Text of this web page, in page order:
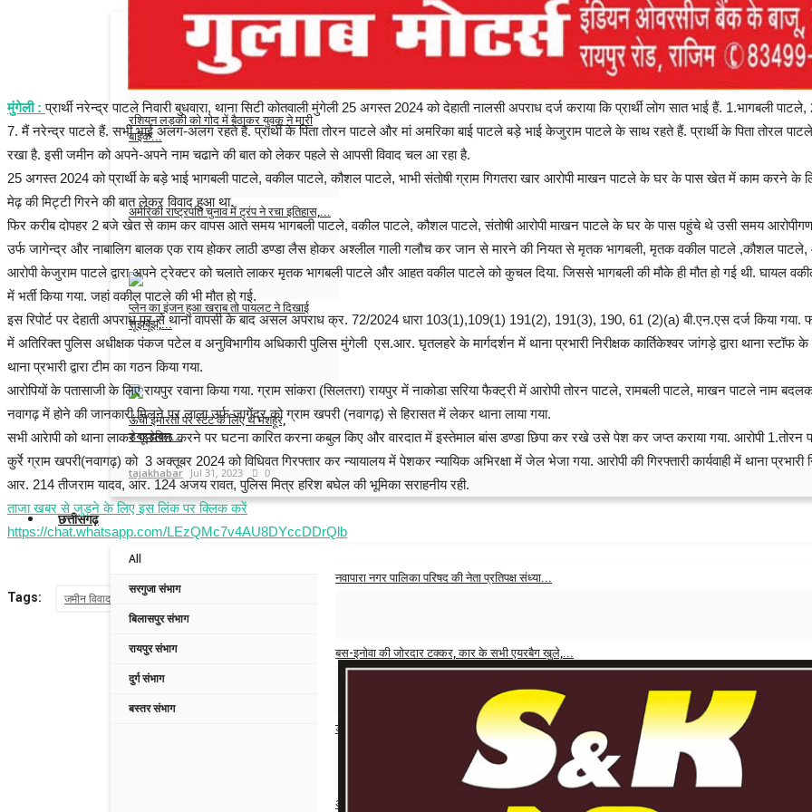
भाजपा विधायक त्रिभुवन राम के बेटे की रात में...
रशियन लड़की को गोद में बैठाकर युवक ने मारी
बाइक...
Admin Feb 7, 2025 0
अमेरिकी राष्ट्रपति चुनाव में ट्रंप ने रचा इतिहास,...
Admin Nov 6, 2024 0
प्लेन का इंजन हुआ खराब तो पायलट ने दिखाई
सूझबूझ,...
tajakhabar Jul 31, 2023
ऊंची इमारतों पर स्टंट के लिए थे मशहूर,
डेयरडेविल...
tajakhabar Jul 31, 2023 0
छत्तीसगढ़
All
सरगुजा संभाग
बिलासपुर संभाग
रायपुर संभाग
दुर्ग संभाग
बस्तर संभाग
नवापारा नगर पालिका परिषद की नेता प्रतिपक्ष संध्या...
बस-इनोवा की जोरदार टक्कर, कार के सभी एयरबैग खुले,...
डंडे से हमला कर युवक को किया घायल, अस्पताल में...
अपनी ही सरकार के खिलाफ BJP पार्षदों में भारी...
मुंगेली :प्रार्थी नरेन्द्र पाटले निवारी बुधवारा, थाना सिटी कोतवाली मुंगेली 25 अगस्त 2024 को देहाती नालसी अपराध दर्ज कराया कि प्रार्थी लोग सात भाई हैं.
7. मैं नरेन्द्र पाटले हैं. सभी भाई अलग-अलग रहते हैं. प्रार्थी के पिता तोरन पाटले और मां अमरिका बाई पाटले बड़े भाई केजुराम पाटले के साथ रहते हैं. प्रार्थी के पिता तोरल
रखा है. इसी जमीन को अपने-अपने नाम चढाने की बात को लेकर पहले से आपसी विवाद चल आ रहा है.
25 अगस्त 2024 को प्रार्थी के बड़े भाई भागबली पाटले, वकील पाटले, कौशल पाटले, भाभी संतोषी ग्राम गिगतरा खार आरोपी माखन पाटले के घर के पास खेत में काम
मेढ़ की मिट्टी गिरने की बात लेकर विवाद हुआ था.
फिर करीब दोपहर 2 बजे खेत से काम कर वापस आते समय भागबली पाटले, वकील पाटले, कौशल पाटले, संतोषी आरोपी माखन पाटले के घर के पास पहुंचे थे उसी समय आरोपीगण
उर्फ जागेन्द्र और नाबालिग बालक एक राय होकर लाठी डण्डा लैस होकर अश्लील गाली गलौच कर जान से मारने की नियत से मृतक भागबली, मृतक वकील पाटले ,कौशल पाटले,
आरोपी केजुराम पाटले द्वारा अपने ट्रेक्टर को चलाते लाकर मृतक भागबली पाटले और आहत वकील पाटले को कुचल दिया. जिससे भागबली की मौके ही मौत हो गई थी. घायल
में भर्ती किया गया. जहां वकील पाटले की भी मौत हो गई.
इस रिपोर्ट पर देहाती अपराध पर से थाना वापसी के बाद असल अपराध क्र. 72/2024 धारा 103(1),109(1) 191(2), 191(3), 190, 61 (2)(a) बी.एन.एस दर्ज किया गया.
में अतिरिक्त पुलिस अधीक्षक पंकज पटेल व अनुविभागीय अधिकारी पुलिस मुंगेली एस.आर. घृतलहरे के मार्गदर्शन में थाना प्रभारी निरीक्षक कार्तिकेश्वर जांगड़े द्वारा थाना स्टॉफ के
थाना प्रभारी द्वारा टीम का गठन किया गया.
आरोपियों के पतासाजी के लिए रायपुर रवाना किया गया. ग्राम सांकरा (सिलतरा) रायपुर में नाकोडा सरिया फैक्ट्री में आरोपी तोरन पाटले, रामबली पाटले, माखन पाटले नाम
नवागढ़ में होने की जानकारी मिलने पर लाला उर्फ जागेंद्र को ग्राम खपरी (नवागढ़) से हिरासत में लेकर थाना लाया गया.
सभी आरेापी को थाना लाकर पूछताछ करने पर घटना कारित करना कबुल किए और वारदात में इस्तेमाल बांस डण्डा छिपा कर रखे उसे पेश कर जप्त कराया गया. आरोपी 1.तोरन
कुर्रे ग्राम खपरी(नवागढ़) को 3 अक्तूबर 2024 को विधिवत गिरफ्तार कर न्यायालय में पेशकर न्यायिक अभिरक्षा में जेल भेजा गया. आरोपी की गिरफ्तारी कार्यवाही में थाना
आर. 214 तीजराम यादव, आर. 124 अजय रावत, पुलिस मित्र हरिश बघेल की भूमिका सराहनीय रही.
ताजा खबर से जुड़ने के लिए इस लिंक पर क्लिक करें
https://chat.whatsapp.com/LEzQMc7v4AU8DYccDDrQlb
Tags: जमीन विवाद में 2 सगे भाइयों की ट्रैक्टर से कुचलकर हत्या